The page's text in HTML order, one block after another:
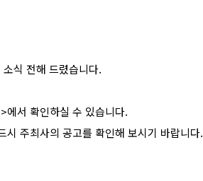
식 전해 드렸습니다.
>에서 확인하실 수 있습니다.
주최사의 공고를 확인해 보시기 바랍니다.